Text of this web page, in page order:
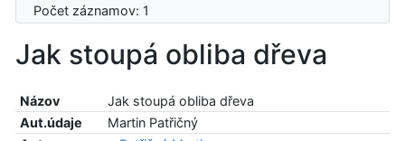
Počet záznamov: 1
Jak stoupá obliba dřeva
Názov
Jak stoupá obliba dřeva
Aut.údaje
Martin Patřičný